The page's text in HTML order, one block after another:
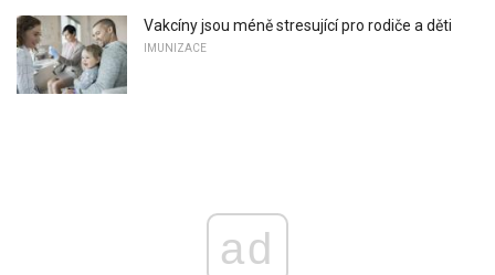
Vakcíny jsou méně stresující pro rodiče a děti
IMUNIZACE
ad